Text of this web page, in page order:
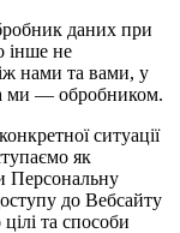
даних при
інше не
нами та вами, у
ми — обробником.
ситуації
як
Персональну
до Вебсайту
та способи